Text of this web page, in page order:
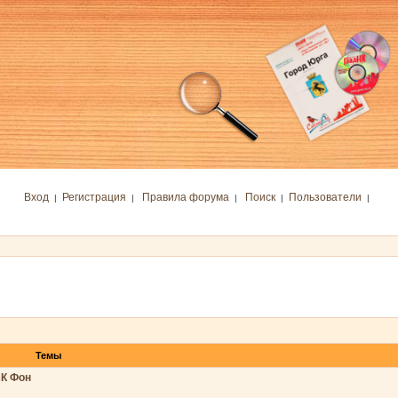
Вход | Регистрация | Правила форума | Поиск| Пользователи |
Темы
Фон